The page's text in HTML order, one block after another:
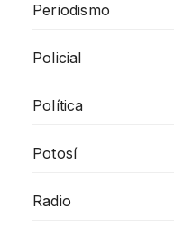
Periodismo
Policial
Política
Potosí
Radio